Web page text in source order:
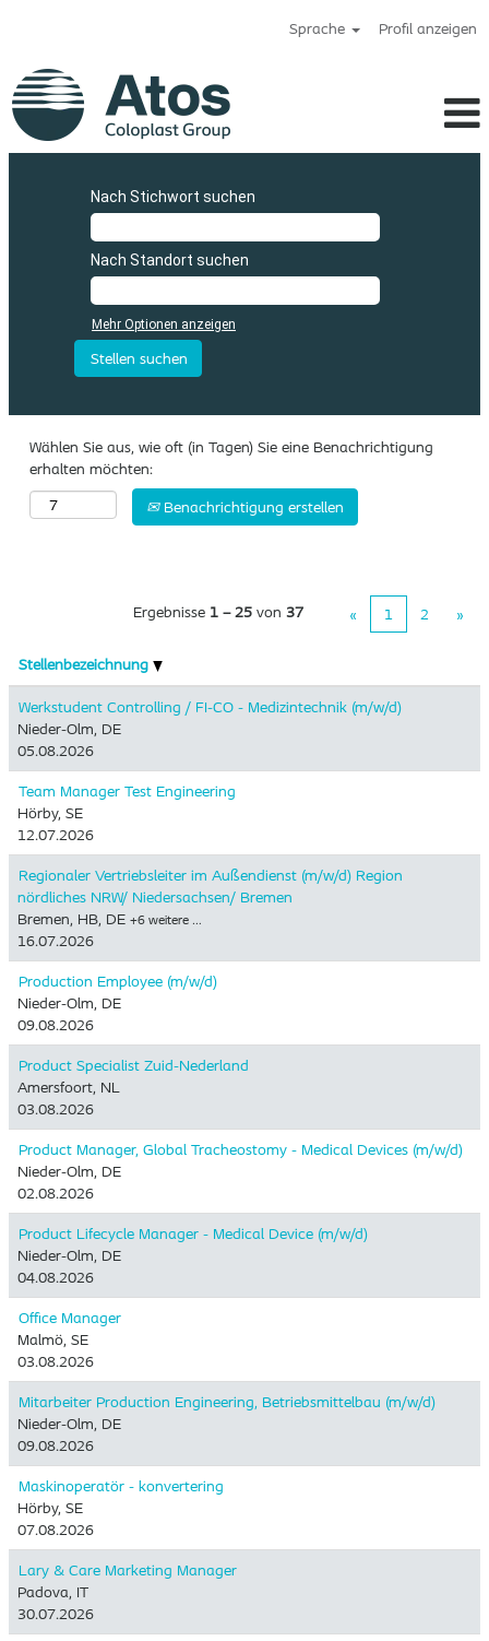
Sprache Profil anzeigen
Nach Stichwort suchen
Nach Standort suchen
Mehr Optionen anzeigen
Wählen Sie aus, wie oft (in Tagen) Sie eine Benachrichtigung
erhalten möchten:
Benachrichtigung erstellen
Ergebnisse 1 – 25 von 37 « 1 2 »
Stellenbezeichnung
Werkstudent Controlling / FI-CO - Medizintechnik (m/w/d)
Nieder-Olm, DE
05.08.2026
Team Manager Test Engineering
Hörby, SE
12.07.2026
Regionaler Vertriebsleiter im Außendienst (m/w/d) Region
nördliches NRW/ Niedersachsen/ Bremen
Bremen, HB, DE +6 weitere …
16.07.2026
Production Employee (m/w/d)
Nieder-Olm, DE
09.08.2026
Product Specialist Zuid-Nederland
Amersfoort, NL
03.08.2026
Product Manager, Global Tracheostomy - Medical Devices (m/w/d)
Nieder-Olm, DE
02.08.2026
Product Lifecycle Manager - Medical Device (m/w/d)
Nieder-Olm, DE
04.08.2026
Office Manager
Malmö, SE
03.08.2026
Mitarbeiter Production Engineering, Betriebsmittelbau (m/w/d)
Nieder-Olm, DE
09.08.2026
Maskinoperatör - konvertering
Hörby, SE
07.08.2026
Lary & Care Marketing Manager
Padova, IT
30.07.2026